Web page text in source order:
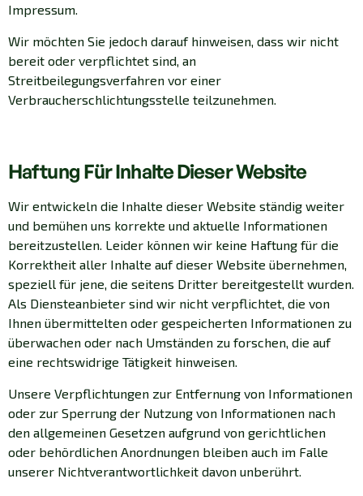
Impressum.
Wir möchten Sie jedoch darauf hinweisen, dass wir nicht
bereit oder verpflichtet sind, an
Streitbeilegungsverfahren vor einer
Verbraucherschlichtungsstelle teilzunehmen.
Haftung Für Inhalte Dieser Website
Wir entwickeln die Inhalte dieser Website ständig weiter
und bemühen uns korrekte und aktuelle Informationen
bereitzustellen. Leider können wir keine Haftung für die
Korrektheit aller Inhalte auf dieser Website übernehmen,
speziell für jene, die seitens Dritter bereitgestellt wurden.
Als Diensteanbieter sind wir nicht verpflichtet, die von
Ihnen übermittelten oder gespeicherten Informationen zu
überwachen oder nach Umständen zu forschen, die auf
eine rechtswidrige Tätigkeit hinweisen.
Unsere Verpflichtungen zur Entfernung von Informationen
oder zur Sperrung der Nutzung von Informationen nach
den allgemeinen Gesetzen aufgrund von gerichtlichen
oder behördlichen Anordnungen bleiben auch im Falle
unserer Nichtverantwortlichkeit davon unberührt.